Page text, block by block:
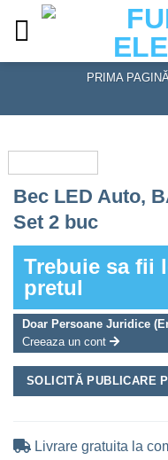
PRIMA
Bec LED Auto,
Set 2 buc
Trebuie sa fii
pretul
Doar Persoane Juridice
Creeaza un cont
SOLICITĂ PUBLICARE
Livrare gratuita la